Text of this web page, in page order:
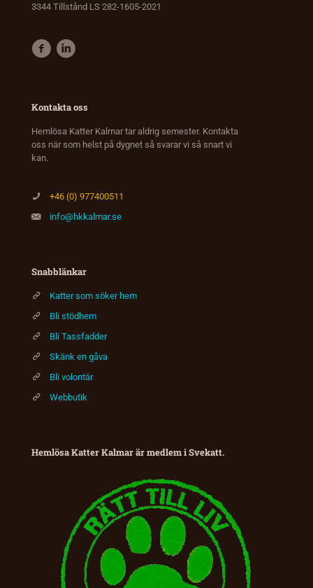
3344 Tillstånd LS 282-1605-2021
Kontakta oss
Hemlösa Katter Kalmar tar aldrig semester. Kontakta
oss när som helst på dygnet så svarar vi så snart vi
kan.
+46 (0) 977400511
info@hkkalmar.se
Snabblänkar
Katter som söker hem
Bli stödhem
Bli Tassfadder
Skänk en gåva
Bli volontär
Webbutik
Hemlösa Katter Kalmar är medlem i Svekatt.